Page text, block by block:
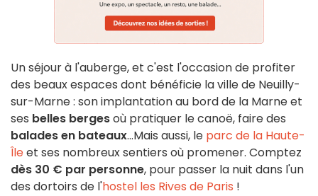
Un séjour à l'auberge, et c'est l'occasion de profiter
des beaux espaces dont bénéficie la ville de Neuilly-
sur-Marne : son implantation au bord de la Marne et
ses belles bergesoù pratiquer le canoë, faire des
balades en bateaux...Mais aussi, le parc de la Haute-
Îleet ses nombreux sentiers où promener. Comptez
dès 30 € par personne, pour passer la nuit dans l'un
des dortoirs de l'hostel les Rives de Paris !